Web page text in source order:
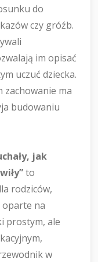
do
czy gróźb.
im opisać
uczuć dziecka.
zachowanie ma
budowaniu
jak
to
rodziców,
na
prostym, ale
w